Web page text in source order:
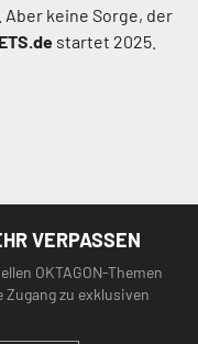
keine Sorge, der
startet 2025
VERPASSEN
OKTAGON-Themen
zu exklusiven